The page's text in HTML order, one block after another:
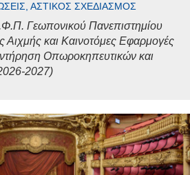
ΑΣΤΙΚΌΣ ΣΧΕΔΙΑΣΜΌΣ
Γεωπονικού Πανεπιστημίου
Αιχμής και Καινοτόμες Εφαρμογές
Οπωροκηπευτικών και
2027)